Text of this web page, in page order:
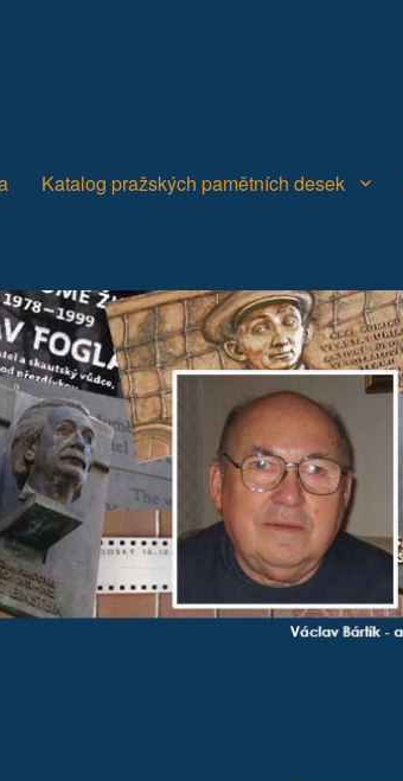
Katalog pražských pamětních desek